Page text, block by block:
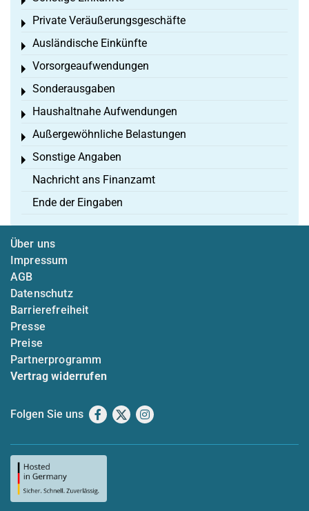
Private Veräußerungsgeschäfte
Toggle menu
Ausländische Einkünfte
Toggle menu
Vorsorgeaufwendungen
Toggle menu
Sonderausgaben
Toggle menu
Haushaltnahe Aufwendungen
Toggle menu
Außergewöhnliche Belastungen
Toggle menu
Sonstige Angaben
Toggle menu
Nachricht ans Finanzamt
Ende der Eingaben
Über uns
Impressum
AGB
Datenschutz
Barrierefreiheit
Presse
Preise
Partnerprogramm
Vertrag widerrufen
Folgen Sie uns Facebook
X Instagram